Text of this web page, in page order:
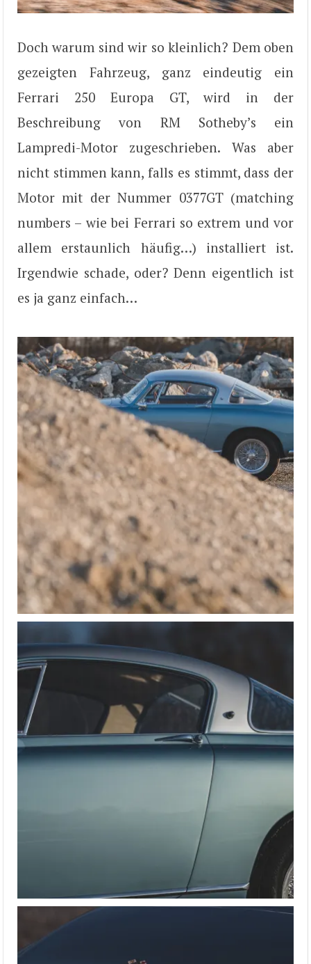
Doch warum sind wir so kleinlich? Dem oben
gezeigten Fahrzeug, ganz eindeutig ein
Ferrari 250 Europa GT, wird in der
Beschreibung von RM Sotheby’s ein
Lampredi-Motor zugeschrieben. Was aber
nicht stimmen kann, falls es stimmt, dass der
Motor mit der Nummer 0377GT (matching
numbers – wie bei Ferrari so extrem und vor
allem erstaunlich häufig…) installiert ist.
Irgendwie schade, oder? Denn eigentlich ist
es ja ganz einfach…